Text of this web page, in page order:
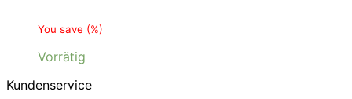
You save (%)
Vorrätig
Kundenservice